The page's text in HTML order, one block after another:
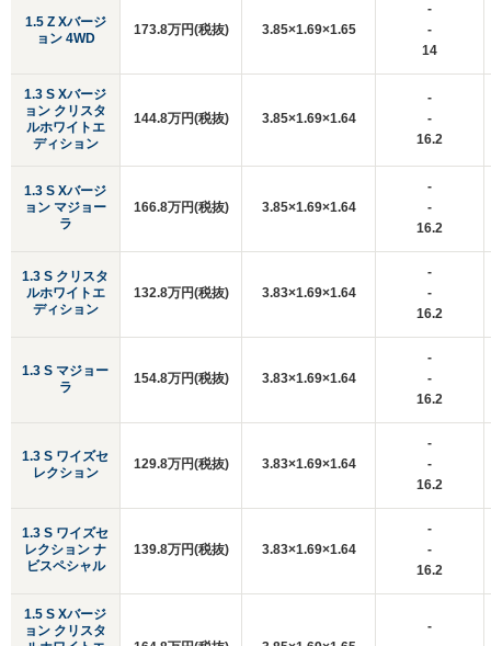
1.5 Z Xバージ
ョン 4WD
1.3 S Xバージ
ョン クリスタ
ルホワイトエ
ディション
1.3 S Xバージ
ョン マジョー
ラ
1.3 S クリスタ
ルホワイトエ
ディション
1.3 S マジョー
ラ
1.3 S ワイズセ
レクション
1.3 S ワイズセ
レクション ナ
ビスペシャル
1.5 S Xバージ
ョン クリスタ
173.8万円(税抜) 3.85×1.69×1.65
-
-
14
144.8万円(税抜) 3.85×1.69×1.64
-
-
16.2
166.8万円(税抜) 3.85×1.69×1.64
-
-
16.2
132.8万円(税抜) 3.83×1.69×1.64
-
-
16.2
154.8万円(税抜) 3.83×1.69×1.64
-
-
16.2
129.8万円(税抜) 3.83×1.69×1.64
-
-
16.2
139.8万円(税抜) 3.83×1.69×1.64
-
-
16.2
-